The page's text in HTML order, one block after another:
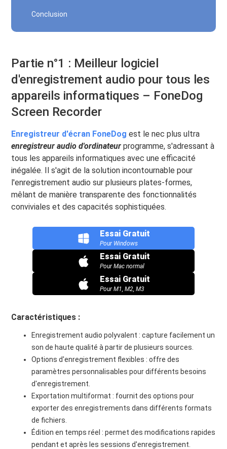
Conclusion
Partie n°1 : Meilleur logiciel
d'enregistrement audio pour tous les
appareils informatiques – FoneDog
Screen Recorder
Enregistreur d'écran FoneDog est le nec plus ultra
enregistreur audio d'ordinateur programme, s'adressant à
tous les appareils informatiques avec une efficacité
inégalée. Il s'agit de la solution incontournable pour
l'enregistrement audio sur plusieurs plates-formes,
mêlant de manière transparente des fonctionnalités
conviviales et des capacités sophistiquées.
Essai Gratuit
Pour Windows
Essai Gratuit
Pour Mac normal
Essai Gratuit
Pour M1, M2, M3
Caractéristiques :
Enregistrement audio polyvalent : capture facilement un
son de haute qualité à partir de plusieurs sources.
Options d'enregistrement flexibles : offre des
paramètres personnalisables pour différents besoins
d'enregistrement.
Exportation multiformat : fournit des options pour
exporter des enregistrements dans différents formats
de fichiers.
Édition en temps réel : permet des modifications rapides
pendant et après les sessions d'enregistrement.